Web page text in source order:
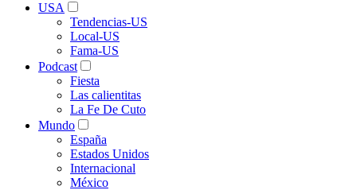
USA
Tendencias-US
Local-US
Fama-US
Podcast
Fiesta
Las calientitas
La Fe De Cuto
Mundo
España
Estados Unidos
Internacional
México